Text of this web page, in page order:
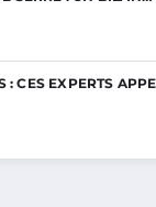
: CES EXPERTS